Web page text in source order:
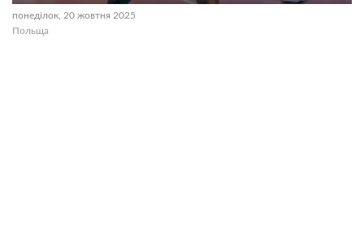
понеділок, 20 жовтня 2025
Польща